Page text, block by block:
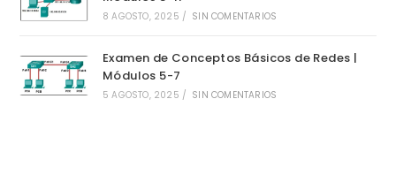
8 AGOSTO, 2025 / SIN COMENTARIOS
Examen de Conceptos Básicos de Redes |
Módulos 5-7
5 AGOSTO, 2025 / SIN COMENTARIOS